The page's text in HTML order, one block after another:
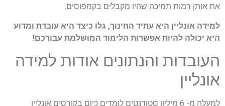
את אותן רמות תמיכה שהיו מקבלים בקמפוסים.
למידה אונליין היא עתיד החינוך, גלו כיצד היא עובדת ומדוע
היא יכולה להיות אפשרות הלימוד המושלמת עבורכם!
העובדות והנתונים אודות למידה
אונליין
למעלה מ- 6 מיליון סטודנטים לומדים כיום בקורסים אונליין